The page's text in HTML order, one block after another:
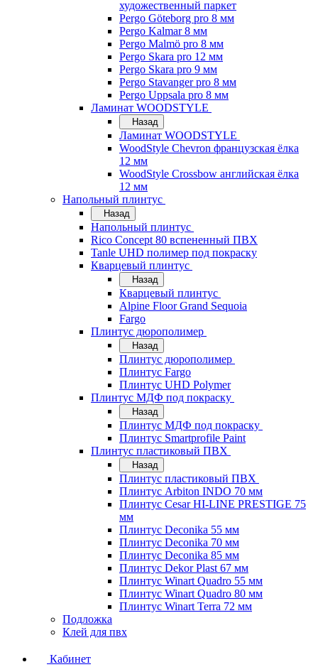
художественный паркет
Pergo Göteborg pro 8 мм
Pergo Kalmar 8 мм
Pergo Malmö pro 8 мм
Pergo Skara pro 12 мм
Pergo Skara pro 9 мм
Pergo Stavanger pro 8 мм
Pergo Uppsala pro 8 мм
Ламинат WOODSTYLE
Назад
Ламинат WOODSTYLE
WoodStyle Chevron французская ёлка
12 мм
WoodStyle Crossbow английская ёлка
12 мм
Напольный плинтус
Назад
Напольный плинтус
Rico Concept 80 вспененный ПВХ
Tanle UHD полимер под покраску
Кварцевый плинтус
Назад
Кварцевый плинтус
Alpine Floor Grand Sequoia
Fargo
Плинтус дюрополимер
Назад
Плинтус дюрополимер
Плинтус Fargo
Плинтус UHD Polymer
Плинтус МДФ под покраску
Назад
Плинтус МДФ под покраску
Плинтус Smartprofile Paint
Плинтус пластиковый ПВХ
Назад
Плинтус пластиковый ПВХ
Плинтус Arbiton INDO 70 мм
Плинтус Cesar HI-LINE PRESTIGE 75
мм
Плинтус Deconika 55 мм
Плинтус Deconika 70 мм
Плинтус Deconika 85 мм
Плинтус Dekor Plast 67 мм
Плинтус Winart Quadro 55 мм
Плинтус Winart Quadro 80 мм
Плинтус Winart Terra 72 мм
Подложка
Клей для пвх
Кабинет